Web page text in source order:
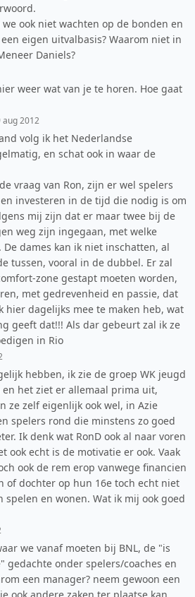
ook niet wachten op de bonden en
eigen uitvalbasis? Waarom niet in
Daniels?
weer wat van je te horen. Hoe gaat
aug 2012
volg ik het Nederlandse
en schat ook in waar de
vraag van Ron, zijn er wel spelers
investeren in de tijd die nodig is om
mij zijn dat er maar twee bij de
weg zijn ingegaan, met welke
dames kan ik niet inschatten, al
tussen, vooral in de dubbel. Er zal
zone gestapt moeten worden,
met gedrevenheid en passie, dat
hier dagelijks mee te maken heb, wat
geeft dat!!! Als dar gebeurt zal ik ze
in Rio
hebben, ik zie de groep WK jeugd
het ziet er allemaal prima uit,
ze zelf eigenlijk ook wel, in Azie
spelers rond die minstens zo goed
Ik denk wat RonD ook al naar voren
ook echt is de motivatie er ook. Vaak
ook de rem erop vanwege financien
of dochter op hun 16e toch echt niet
spelen en wonen. Wat ik mij ook goed
we vanaf moeten bij BNL, de "is
gedachte onder spelers/coaches en
een manager? neem gewoon een